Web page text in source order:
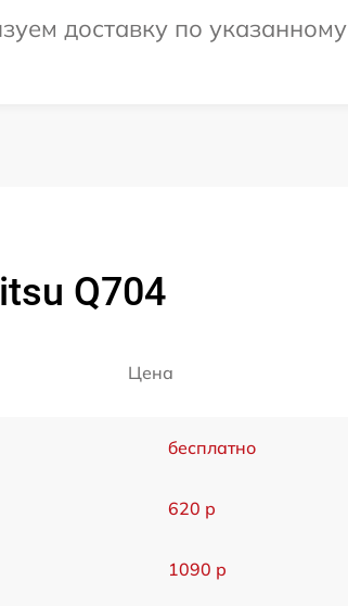
доставку по указанному
Q704
Цена
бесплатно
620 р
1090 р